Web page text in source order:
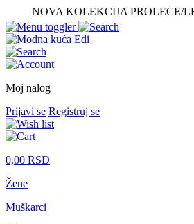
NOVA KOLEKCIJA PROLEĆE/LETO
Moj nalog
Prijavi se Registruj se
0,00 RSD
Žene
Muškarci